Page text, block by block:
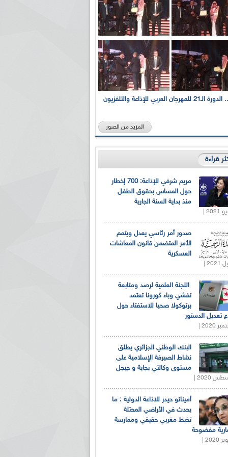
بالصور... الدورة الـ21 للمهرجان العربي للإذاعة والتلفزيون
المزيد من الصور
قراءة
مريم شرفي للإذاعة: 700 إخطار
حول المساس بحقوق الطفل
منذ بداية السنة الجارية
صدور أمر رئاسي يعدل ويتمم
الأمر المتضمن قانون المعاشات
العسكرية
اللجنة العلمية لرصد ومتابعة
تفشي وباء كورونا تعتمد
برتوكولا صحيا للاستفتاء حول
تعديل الدستور
البنك الوطني الجزائري يطلق
نشاط الصيرفة الإسلامية على
مستوى وكالتي بجاية و جيجل
أميناتو حيدر للاذاعة الدولية : ما
يحدث في الأراضي المحتلة
تخبط مغربي حقيقي وممارسة
مفضوحة